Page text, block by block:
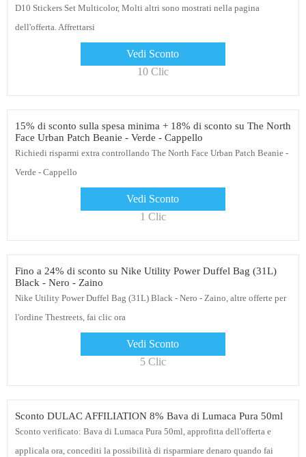
D10 Stickers Set Multicolor, Molti altri sono mostrati nella pagina
dell'offerta. Affrettarsi
Vedi Sconto
10 Clic
15% di sconto sulla spesa minima + 18% di sconto su The North
Face Urban Patch Beanie - Verde - Cappello
Richiedi risparmi extra controllando The North Face Urban Patch Beanie -
Verde - Cappello
Vedi Sconto
1 Clic
Fino a 24% di sconto su Nike Utility Power Duffel Bag (31L)
Black - Nero - Zaino
Nike Utility Power Duffel Bag (31L) Black - Nero - Zaino, altre offerte per
l'ordine Thestreets, fai clic ora
Vedi Sconto
5 Clic
Sconto DULAC AFFILIATION 8% Bava di Lumaca Pura 50ml
Sconto verificato: Bava di Lumaca Pura 50ml, approfitta dell'offerta e
applicala ora, concediti la possibilità di risparmiare denaro quando fai